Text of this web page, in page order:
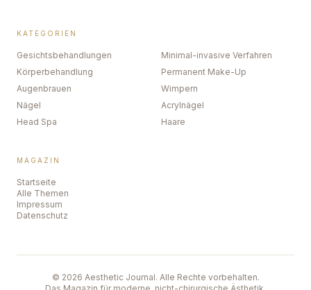
KATEGORIEN
Gesichtsbehandlungen
Minimal-invasive Verfahren
Körperbehandlung
Permanent Make-Up
Augenbrauen
Wimpern
Nägel
Acrylnägel
Head Spa
Haare
MAGAZIN
Startseite
Alle Themen
Impressum
Datenschutz
© 2026 Aesthetic Journal. Alle Rechte vorbehalten.